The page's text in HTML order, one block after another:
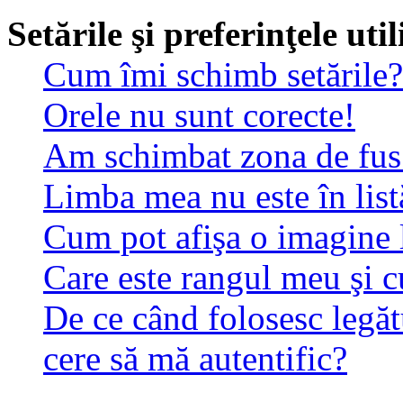
Setările şi preferinţele
Cum îmi schimb setările?
Orele nu sunt corecte!
Am schimbat zona de
Limba mea nu este în
Cum pot afişa o
Care este rangul meu şi
De ce când folosesc
cere să mă autentific?